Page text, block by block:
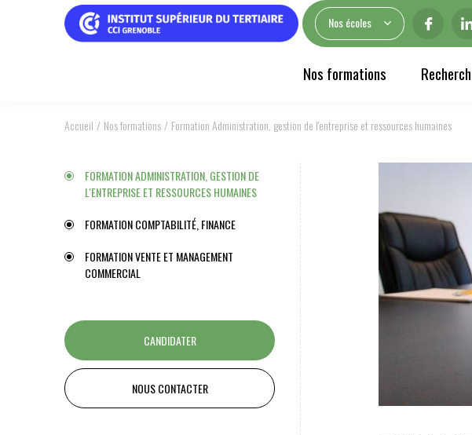
Nos écoles
Nos formations
Accueil Nos formations Formation Administration, gestion de l'entreprise et ressources humaines
FORMATION ADMINISTRATION, GESTION DE
L'ENTREPRISE ET RESSOURCES HUMAINES
FORMATION COMPTABILITÉ, FINANCE
FORMATION VENTE ET MANAGEMENT
COMMERCIAL
CANDIDATER
NOUS CONTACTER